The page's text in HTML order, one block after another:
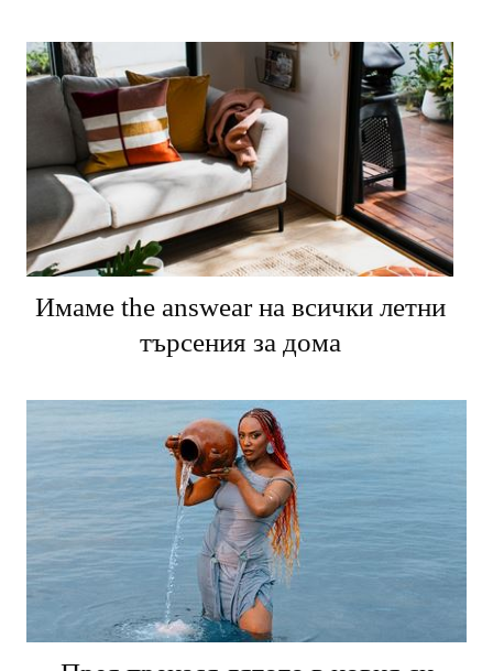
Имаме the answear на всички летни
търсения за дома